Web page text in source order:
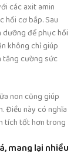
các axit amin
hồi cơ bắp. Sau
dưỡng để phục hồi
không chỉ giúp
tăng cường sức
non cũng giúp
Điều này có nghĩa
tích tốt hơn trong
mang lại nhiều